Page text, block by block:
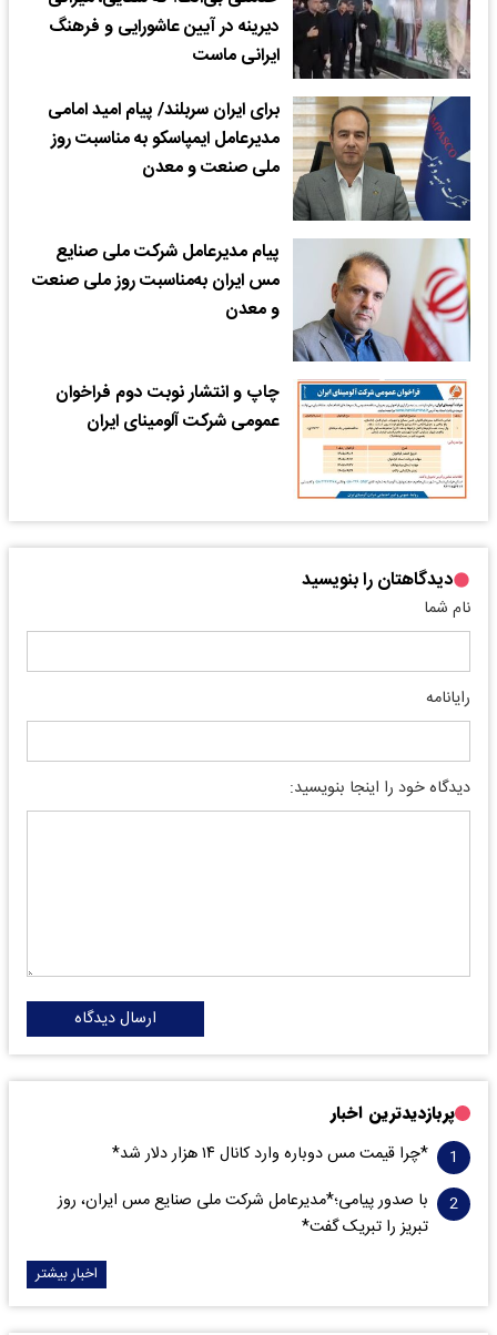
دیرینه در آیین عاشورایی و فرهنگ
ایرانی ماست
برای ایران سربلند/ پیام امید امامی
مدیرعامل ایمپاسکو به مناسبت روز
ملی صنعت و معدن
پیام مدیرعامل شرکت ملی صنایع
مس ایران به‌مناسبت روز ملی صنعت
و معدن
چاپ و انتشار نوبت دوم فراخوان
عمومی شرکت آلومینای ایران
دیدگاهتان را بنویسید
نام شما
رایانامه
دیدگاه خود را اینجا بنویسید:
ارسال دیدگاه
پربازدیدترین اخبار
*چرا قیمت مس دوباره وارد کانال ۱۴ هزار دلار شد*
با صدور پیامی؛*مدیرعامل شرکت ملی صنایع مس ایران، روز
تبریز را تبریک گفت*
اخبار بیشتر